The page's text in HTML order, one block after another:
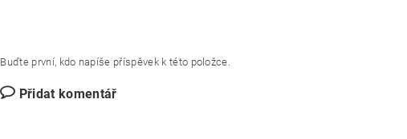
Buďte první, kdo napíše příspěvek k této položce.
Přidat komentář